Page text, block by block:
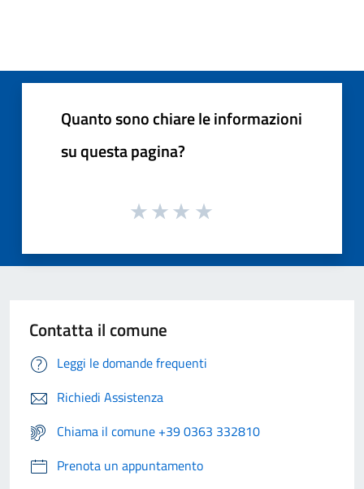
Quanto sono chiare le informazioni
su questa pagina?
Contatta il comune
Leggi le domande frequenti
Richiedi Assistenza
Chiama il comune +39 0363 332810
Prenota un appuntamento